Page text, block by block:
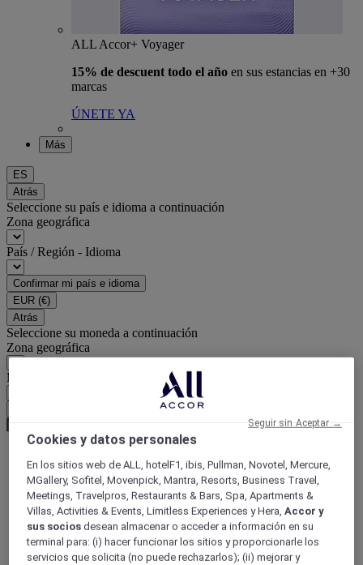
ALL Accor+ Voyager
15% de descuent todo el año en sus estancias en +30
marcas
ÚNETE YA
Más
ES
Atrás
Seleccione su país e idioma a continuación
Zona geográfica
País / Región - Idioma
Confirmar mi país e idioma
EUR (€)
Atrás
Seleccione su moneda a continuación
Zona geográfica
Moneda
World
Europe
France
Ile-de-France
ESSONNE
Crosne
Cookies y datos personales
En los sitios web de ALL, hotelF1, ibis, Pullman, Novotel, Mercure,
MGallery, Sofitel, Movenpick, Mantra, Resorts, Business Travel,
Meetings, Travelpros, Restaurants & Bars, Spa, Apartments &
Villas, Activities & Events, Limitless Experiences y Hera,Accor y
sus socios desean almacenar o acceder a información en su
terminal para: (i) hacer funcionar los sitios y proporcionarle los
servicios que solicita (no puede rechazarlos); (ii) mejorar y
Seguir sin Aceptar →